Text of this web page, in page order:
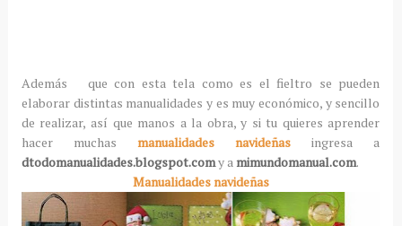
Además que con esta tela como es el fieltro se pueden
elaborar distintas manualidades y es muy económico, y sencillo
de realizar, así que manos a la obra, y si tu quieres aprender
hacer muchasmanualidades navideñas ingresa a
dtodomanualidades.blogspot.comy a mimundomanual.com.
Manualidades navideñas